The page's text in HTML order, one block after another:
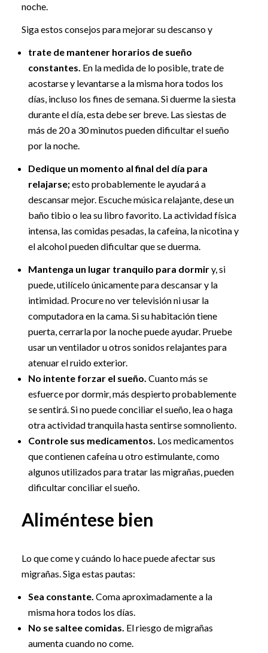
noche.
Siga estos consejos para mejorar su descanso y
trate de mantener horarios de sueño
constantes. En la medida de lo posible, trate de
acostarse y levantarse a la misma hora todos los
días, incluso los fines de semana. Si duerme la siesta
durante el día, esta debe ser breve. Las siestas de
más de 20 a 30 minutos pueden dificultar el sueño
por la noche.
Dedique un momento al final del día para
relajarse;esto probablemente le ayudará a
descansar mejor. Escuche música relajante, dese un
baño tibio o lea su libro favorito. La actividad física
intensa, las comidas pesadas, la cafeína, la nicotina y
el alcohol pueden dificultar que se duerma.
Mantenga un lugar tranquilo para dormiry, si
puede, utilícelo únicamente para descansar y la
intimidad. Procure no ver televisión ni usar la
computadora en la cama. Si su habitación tiene
puerta, cerrarla por la noche puede ayudar. Pruebe
usar un ventilador u otros sonidos relajantes para
atenuar el ruido exterior.
No intente forzar el sueño. Cuanto más se
esfuerce por dormir, más despierto probablemente
se sentirá. Si no puede conciliar el sueño, lea o haga
otra actividad tranquila hasta sentirse somnoliento.
Controle sus medicamentos. Los medicamentos
que contienen cafeína u otro estimulante, como
algunos utilizados para tratar las migrañas, pueden
dificultar conciliar el sueño.
Aliméntese bien
Lo que come y cuándo lo hace puede afectar sus
migrañas. Siga estas pautas:
Sea constante. Coma aproximadamente a la
misma hora todos los días.
No se saltee comidas. El riesgo de migrañas
aumenta cuando no come.